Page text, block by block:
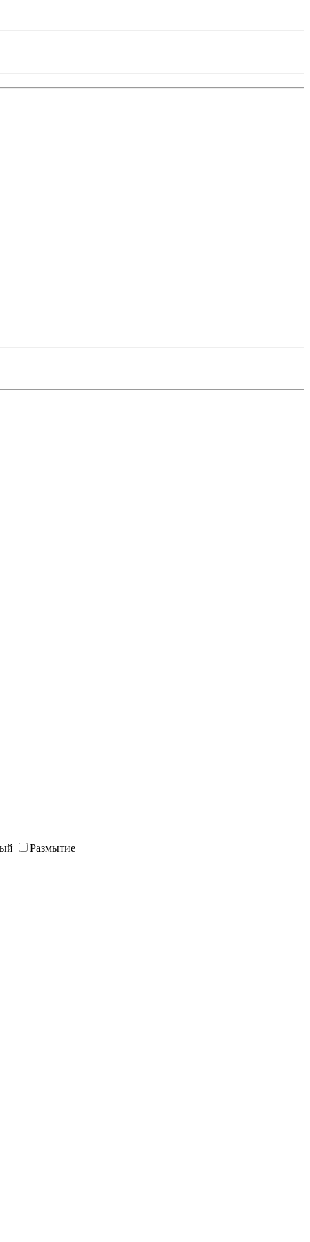
Размытие